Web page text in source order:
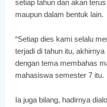
setiap tahun dan akan
maupun dalam bentuk lain.
“Setiap dies kami selalu
terjadi di tahun itu,
dengan tema membahas
mahasiswa semester 7 itu.
Ia juga bilang, hadirnya